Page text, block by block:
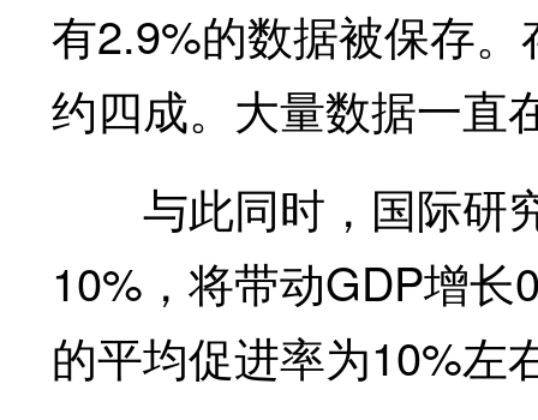
有2.9%的数据被保存
约四成。大量数据一直
与此同时，国际研
10%，将带动GDP增
的平均促进率为10%左